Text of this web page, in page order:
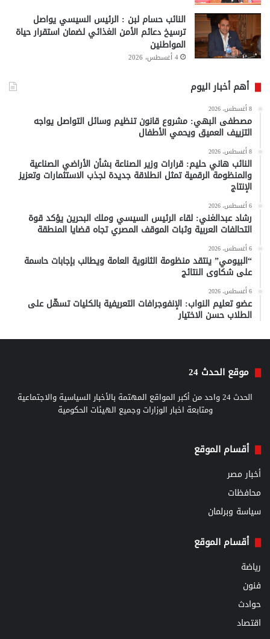
النائب حسام لبن : الرئيس السيسي يواصل
ترسيخ دعائم الأمن الغذائي لضمان استقرار حياة
المواطنين
4 أغسطس، 2026
أهم أخبار اليوم
8 أغسطس، 2026
مصطفى البهي: مشروع قانون تنظيم وسائل التواصل يواجه
التزييف العميق ويحمي الأطفال
8 أغسطس، 2026
النائب هاني حليم: قرارات وزير الصناعة بشأن الأراضي الصناعية
والمنظومة الرقمية تمثل انطلاقة جديدة لجذب الاستثمارات وتعزيز
الإنتاج
6 أغسطس، 2026
رشاد عبدالغني: لقاء الرئيس السيسي وملك البحرين يؤكد قوة
التحالفات العربية وثبات الموقف المصري تجاه قضايا المنطقة
6 أغسطس، 2026
“البيومي” ينتقد منظومة الثانوية العامة ويطالب بإجابات حاسمة
على شكاوى النتائج
6 أغسطس، 2026
عضو تعليم النواب: الإنفوجرافات التعريفية بالكليات تسهّل على
الطلاب حسن الاختيار
موقع الحدث 24
الحدث 24 واحد من أكبر المواقع المهتمة بالأخبار السياسية والاجتماعية
ومتابعة اخبار الوزارات وجميع الهيئات الحكومية
أقسام الموقع
أخبار مصر
محافظات
سياسة وبرلمان
أقسام الموقع
رياضة
فنون
حوادث
اقتصاد